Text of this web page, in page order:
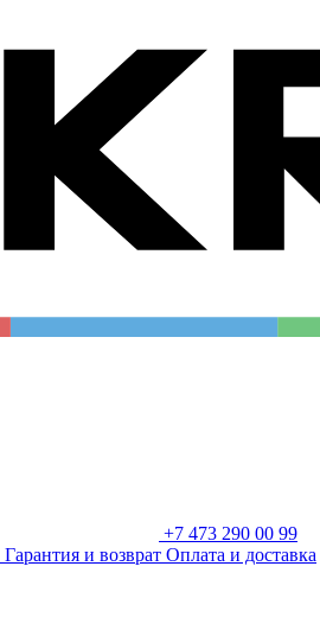
+7 473 290 00 99
Гарантия и возврат Оплата и доставка